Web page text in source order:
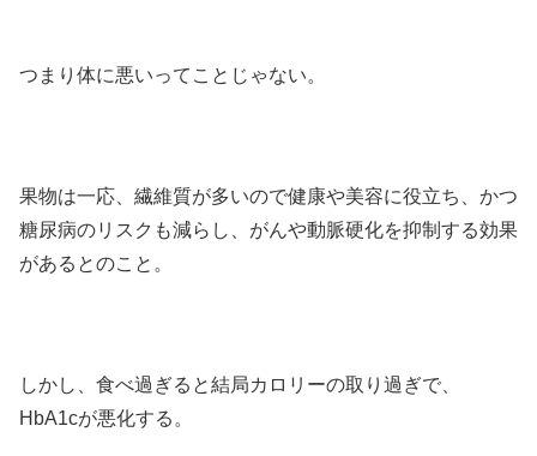
つまり体に悪いってことじゃない。
果物は一応、繊維質が多いので健康や美容に役立ち、かつ
糖尿病のリスクも減らし、がんや動脈硬化を抑制する効果
があるとのこと。
しかし、食べ過ぎると結局カロリーの取り過ぎで、
HbA1cが悪化する。